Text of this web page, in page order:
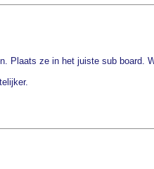
Plaats ze in het juiste sub board.